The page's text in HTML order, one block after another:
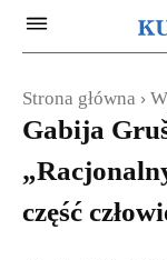
Strona główna
Gabija
część